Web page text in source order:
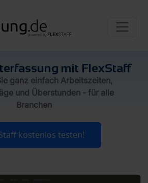
mit FlexStaff
ganz einfach Arbeitszeiten,
und Überstunden - für alle
Branchen
kostenlos testen!